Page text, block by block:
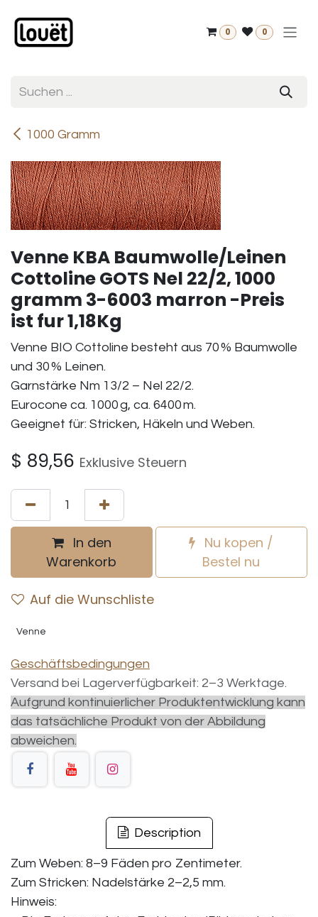
0 0
1000 Gramm
Venne KBA Baumwolle/Leinen
Cottoline GOTS Nel 22/2, 1000
gramm 3-6003 marron -Preis
ist fur 1,18Kg
Venne BIO Cottoline besteht aus 70 % Baumwolle
und 30 % Leinen.
Garnstärke Nm 13/2 – Nel 22/2.
Eurocone ca. 1000 g, ca. 6400 m.
Geeignet für: Stricken, Häkeln und Weben.
$ 89,56 Exklusive Steuern
In den
Warenkorb
Nu kopen /
Bestel nu
Auf die Wunschliste
Venne
Geschäftsbedingungen
Versand bei Lagerverfügbarkeit: 2–3 Werktage.
Aufgrund kontinuierlicher Produktentwicklung kann
das tatsächliche Produkt von der Abbildung
abweichen.
Description
Zum Weben: 8–9 Fäden pro Zentimeter.
Zum Stricken: Nadelstärke 2–2,5 mm.
Hinweis: